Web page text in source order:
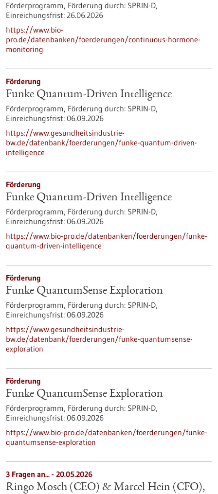
Förderprogramm, Förderung durch: SPRIN-D,
Einreichungsfrist: 26.06.2026
https://www.bio-
pro.de/datenbanken/foerderungen/continuous-hormone-
monitoring
Förderung
Funke Quantum-Driven Intelligence
Förderprogramm, Förderung durch: SPRIN-D,
Einreichungsfrist: 06.09.2026
https://www.gesundheitsindustrie-
bw.de/datenbank/foerderungen/funke-quantum-driven-
intelligence
Förderung
Funke Quantum-Driven Intelligence
Förderprogramm, Förderung durch: SPRIN-D,
Einreichungsfrist: 06.09.2026
https://www.bio-pro.de/datenbanken/foerderungen/funke-
quantum-driven-intelligence
Förderung
Funke QuantumSense Exploration
Förderprogramm, Förderung durch: SPRIN-D,
Einreichungsfrist: 06.09.2026
https://www.gesundheitsindustrie-
bw.de/datenbank/foerderungen/funke-quantumsense-
exploration
Förderung
Funke QuantumSense Exploration
Förderprogramm, Förderung durch: SPRIN-D,
Einreichungsfrist: 06.09.2026
https://www.bio-pro.de/datenbanken/foerderungen/funke-
quantumsense-exploration
3 Fragen an... - 20.05.2026
Ringo Mosch (CEO) & Marcel Hein (CFO),